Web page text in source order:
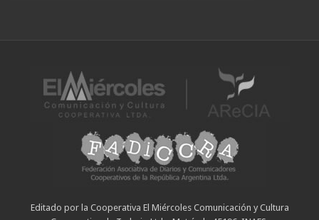
Editado por la Cooperativa El Miércoles Comunicación y Cultura